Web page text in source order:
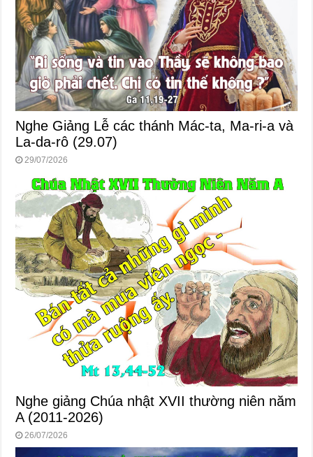
Nghe Giảng Lễ các thánh Mác-ta, Ma-ri-a và
La-da-rô (29.07)
29/07/2026
Nghe giảng Chúa nhật XVII thường niên năm
A (2011-2026)
26/07/2026